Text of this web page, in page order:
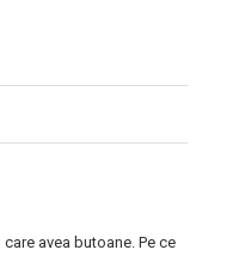
avea butoane. Pe ce